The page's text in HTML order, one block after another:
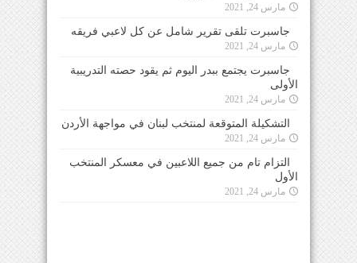
مارس 24, 2021
جاسبرت تلقى تقرير شامل عن كل لاعبي فريقه
مارس 24, 2021
جاسبرت يجتمع ببدر اليوم ثم يقود حصته التدريبية
الأولى
مارس 24, 2021
التشكيلة المتوقعة لمنتخب لبنان في مواجهة الأردن
مارس 24, 2021
التزام تام من جميع اللاعبين في معسكر المنتخب
الأول
مارس 24, 2021